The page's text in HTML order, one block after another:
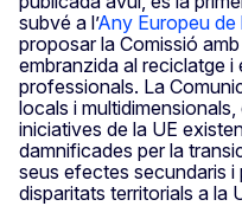
subvé a l’Any Europeu de
proposar la Comissió
embranzida al reciclatge
professionals. La
locals i multidimensionals,
iniciatives de la UE
damnificades per la
seus efectes secundaris i
disparitats territorials a la